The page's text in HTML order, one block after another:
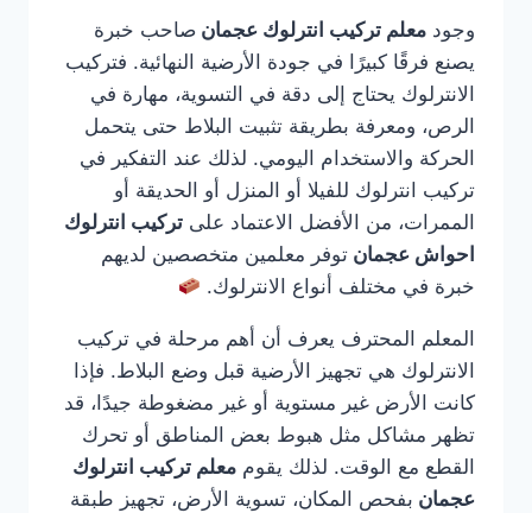
وجود معلم تركيب انترلوك عجمان صاحب خبرة
يصنع فرقًا كبيرًا في جودة الأرضية النهائية. فتركيب
الانترلوك يحتاج إلى دقة في التسوية، مهارة في
الرص، ومعرفة بطريقة تثبيت البلاط حتى يتحمل
الحركة والاستخدام اليومي. لذلك عند التفكير في
تركيب انترلوك للفيلا أو المنزل أو الحديقة أو
الممرات، من الأفضل الاعتماد على تركيب انترلوك
احواش عجمان توفر معلمين متخصصين لديهم
خبرة في مختلف أنواع الانترلوك.
المعلم المحترف يعرف أن أهم مرحلة في تركيب
الانترلوك هي تجهيز الأرضية قبل وضع البلاط. فإذا
كانت الأرض غير مستوية أو غير مضغوطة جيدًا، قد
تظهر مشاكل مثل هبوط بعض المناطق أو تحرك
القطع مع الوقت. لذلك يقوم معلم تركيب انترلوك
عجمان بفحص المكان، تسوية الأرض، تجهيز طبقة